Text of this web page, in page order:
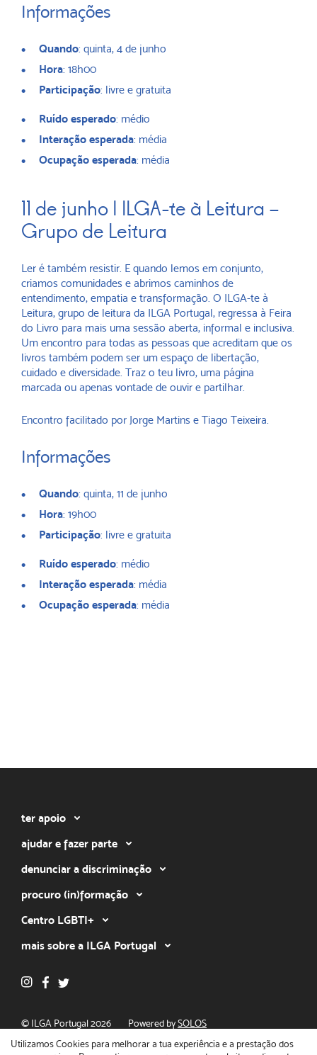
Utilizamos Cookies para melhorar a tua experiência e a prestação dos
Informações
Quando: quinta, 4 de junho
Hora: 18h00
Participação: livre e gratuita
Ruído esperado: médio
Interação esperada: média
Ocupação esperada: média
11 de junho | ILGA-te à Leitura –
Grupo de Leitura
Ler é também resistir. E quando lemos em conjunto,
criamos comunidades e abrimos caminhos de
entendimento, empatia e transformação. O ILGA-te à
Leitura, grupo de leitura da ILGA Portugal, regressa à Feira
do Livro para mais uma sessão aberta, informal e inclusiva.
Um encontro para todas as pessoas que acreditam que os
livros também podem ser um espaço de libertação,
cuidado e diversidade. Traz o teu livro, uma página
marcada ou apenas vontade de ouvir e partilhar.
Encontro facilitado por Jorge Martins e Tiago Teixeira.
Informações
Quando: quinta, 11 de junho
Hora: 19h00
Participação: livre e gratuita
Ruído esperado: médio
Interação esperada: média
Ocupação esperada: média
ter apoio
ajudar e fazer parte
denunciar a discriminação
procuro (in)formação
Centro LGBTI+
mais sobre a ILGA Portugal
© ILGA Portugal 2026 Powered bySOLOS
Política de privacidade